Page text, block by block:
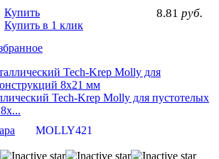
8.81 руб.
Купить
Купить в 1 клик
Tech-Krep Molly для пустотелых
MOLLY421